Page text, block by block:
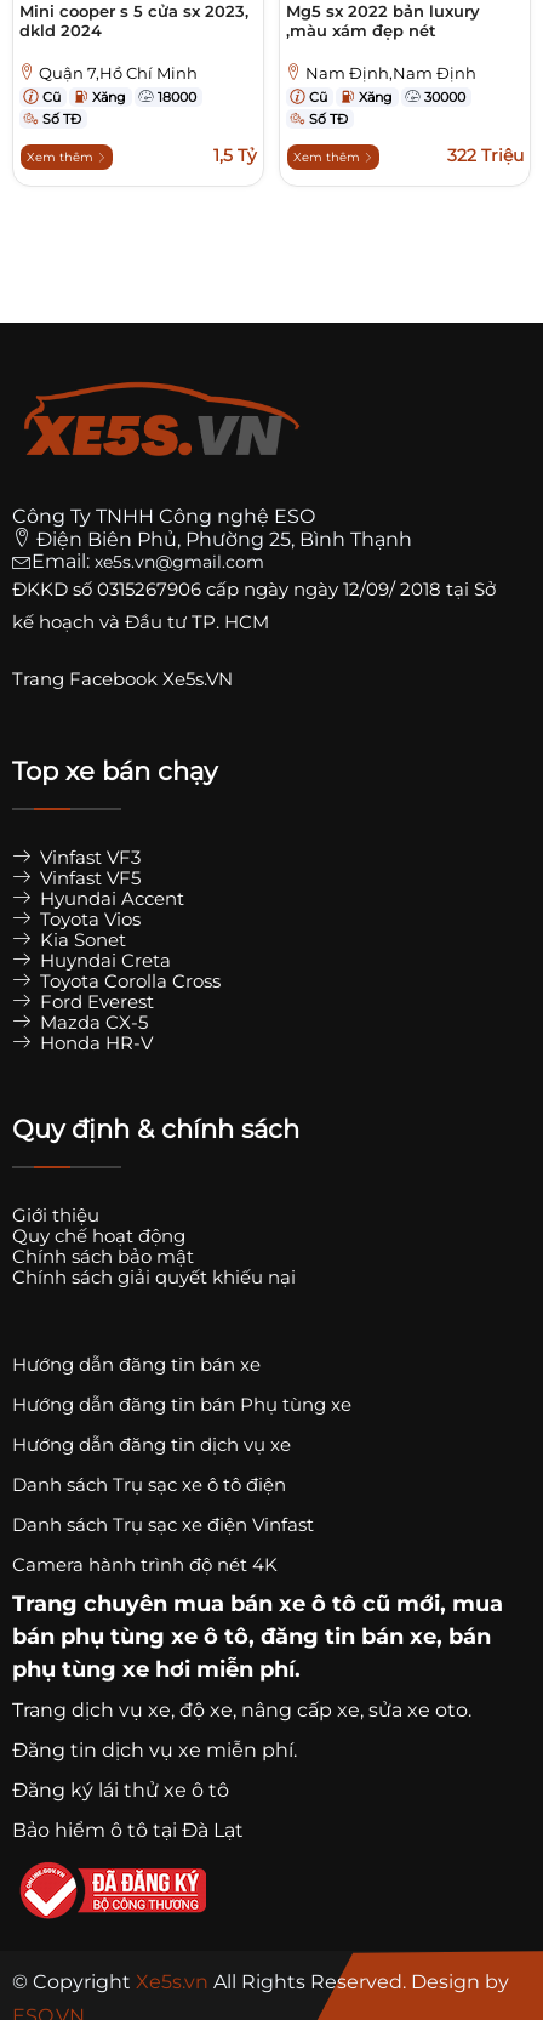
Mini cooper s 5 cửa sx 2023,
dkld 2024
Quận 7,Hồ Chí Minh
Cũ Xăng
18000
Số TĐ
Xem thêm 1,5 Tỷ
Mg5 sx 2022 bản luxury
,màu xám đẹp nét
Nam Định,Nam Định
Cũ Xăng
30000
Số TĐ
Xem thêm 322 Triệu
Công Ty TNHH Công nghệ ESO
Điện Biên Phủ, Phường 25, Bình Thạnh
Email: xe5s.vn@gmail.com
ĐKKD số 0315267906 cấp ngày ngày 12/09/ 2018 tại Sở
kế hoạch và Đầu tư TP. HCM
Trang Facebook Xe5s.VN
Top xe bán chạy
Vinfast VF3
Vinfast VF5
Hyundai Accent
Toyota Vios
Kia Sonet
Huyndai Creta
Toyota Corolla Cross
Ford Everest
Mazda CX-5
Honda HR-V
Quy định & chính sách
Giới thiệu
Quy chế hoạt động
Chính sách bảo mật
Chính sách giải quyết khiếu nại
Hướng dẫn đăng tin bán xe
Hướng dẫn đăng tin bán Phụ tùng xe
Hướng dẫn đăng tin dịch vụ xe
Danh sách Trụ sạc xe ô tô điện
Danh sách Trụ sạc xe điện Vinfast
Camera hành trình độ nét 4K
Trang chuyên mua bán xe ô tô cũ mới, mua
bán phụ tùng xe ô tô, đăng tin bán xe, bán
phụ tùng xe hơi miễn phí.
Trang dịch vụ xe, độ xe, nâng cấp xe, sửa xe oto.
Đăng tin dịch vụ xe miễn phí.
Đăng ký lái thử xe ô tô
Bảo hiểm ô tô tại Đà Lạt
© Copyright Xe5s.vn All Rights Reserved. Design by